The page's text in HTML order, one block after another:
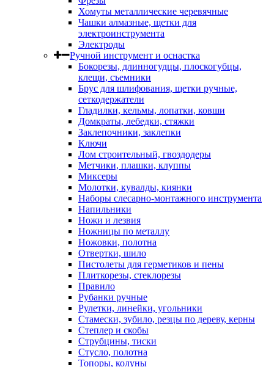
Хомуты металлические черевячные
Чашки алмазные, щетки для
электроинструмента
Электроды
Ручной инструмент и оснастка
Бокорезы, длинногудцы, плоскогубцы,
клещи, съемники
Брус для шлифования, щетки ручные,
сеткодержатели
Гладилки, кельмы, лопатки, ковши
Домкраты, лебедки, стяжки
Заклепочники, заклепки
Ключи
Лом строительный, гвоздодеры
Метчики, плашки, клуппы
Миксеры
Молотки, кувалды, киянки
Наборы слесарно-монтажного инструмента
Напильники
Ножи и лезвия
Ножницы по металлу
Ножовки, полотна
Отвертки, шило
Пистолеты для герметиков и пены
Плиткорезы, стеклорезы
Правило
Рубанки ручные
Рулетки, линейки, угольники
Стамески, зубило, резцы по дереву, керны
Степлер и скобы
Струбцины, тиски
Стусло, полотна
Топоры, колуны